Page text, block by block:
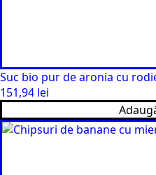
Suc bio pur de aronia cu
151,94 lei